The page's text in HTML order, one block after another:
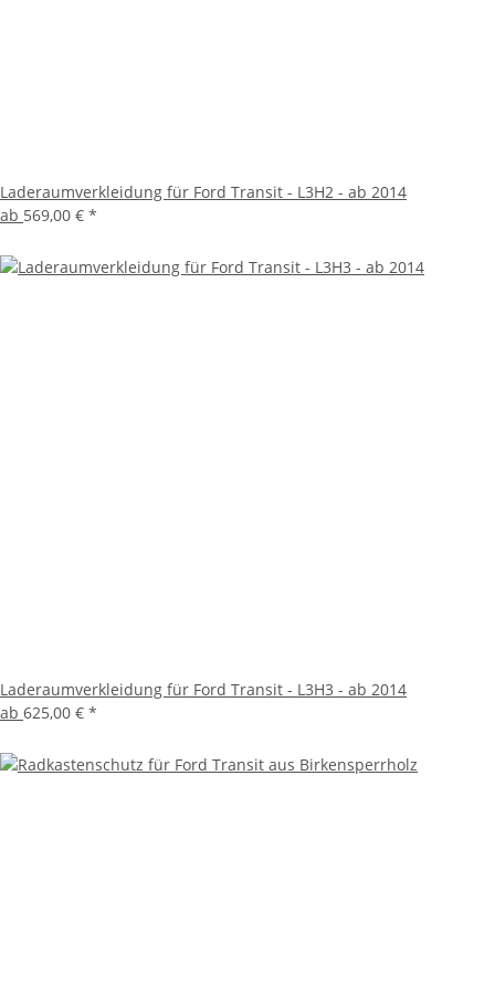
Laderaumverkleidung für Ford Transit - L3H2 - ab 2014
ab 569,00 € *
Laderaumverkleidung für Ford Transit - L3H3 - ab 2014
ab 625,00 € *